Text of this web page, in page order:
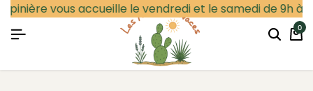
vous accueille le vendredi et le samedi de 9h à
Professionnel Se connecter 0